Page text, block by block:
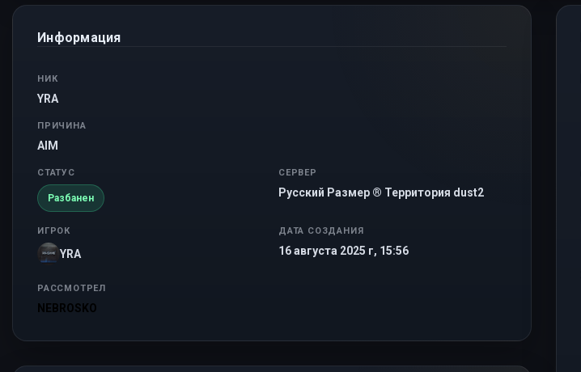
Информация
НИК
YRA
ПРИЧИНА
AIM
СТАТУС
Разбанен
СЕРВЕР
Русский Размер ® Территория dust2
ИГРОК
YRA
ДАТА СОЗДАНИЯ
16 августа 2025 г, 15:56
РАССМОТРЕЛ
NEBROSKO